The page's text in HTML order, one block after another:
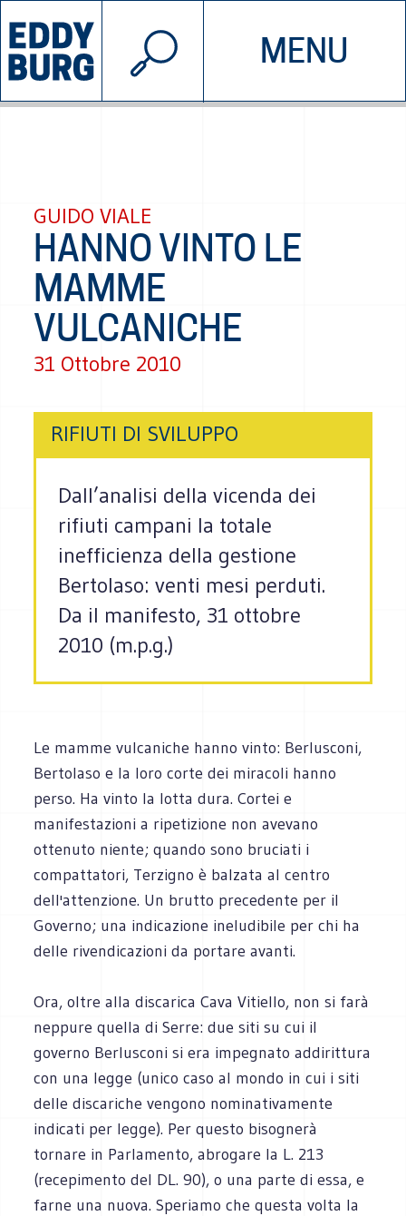
MENU
INIZIATIVE CHI SIAMO
© 2026 EDDYBURG
GUIDO VIALE
HANNO VINTO LE
MAMME
VULCANICHE
31 Ottobre 2010
RIFIUTI DI SVILUPPO
Dall’analisi della vicenda dei
rifiuti campani la totale
inefficienza della gestione
Bertolaso: venti mesi perduti.
Da il manifesto, 31 ottobre
2010 (m.p.g.)
Le mamme vulcaniche hanno vinto: Berlusconi,
Bertolaso e la loro corte dei miracoli hanno
perso. Ha vinto la lotta dura. Cortei e
manifestazioni a ripetizione non avevano
ottenuto niente; quando sono bruciati i
compattatori, Terzigno è balzata al centro
dell'attenzione. Un brutto precedente per il
Governo; una indicazione ineludibile per chi ha
delle rivendicazioni da portare avanti.
Ora, oltre alla discarica Cava Vitiello, non si farà
neppure quella di Serre: due siti su cui il
governo Berlusconi si era impegnato addirittura
con una legge (unico caso al mondo in cui i siti
delle discariche vengono nominativamente
indicati per legge). Per questo bisognerà
tornare in Parlamento, abrogare la L. 213
(recepimento del DL. 90), o una parte di essa, e
farne una nuova. Speriamo che questa volta la